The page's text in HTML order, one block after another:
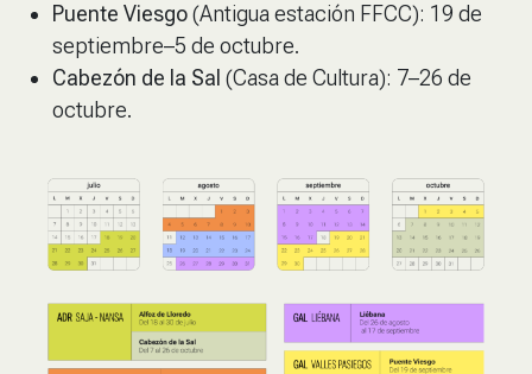
Puente Viesgo(Antigua estación FFCC): 19 de
septiembre–5 de octubre.
Cabezón de la Sal (Casa de Cultura): 7–26 de
octubre.